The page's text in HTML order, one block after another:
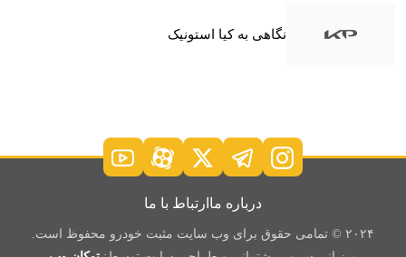
نگاهی به کیا استونیک
درباره ما ارتباط با ما
۲۰۲۴ © تمامی حقوق برای وب سایت مثبت خودرو محفوظ است.